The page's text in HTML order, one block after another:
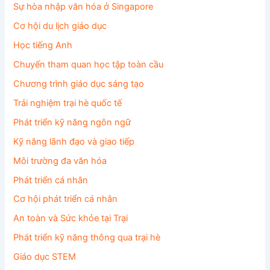
Sự hòa nhập văn hóa ở Singapore
Cơ hội du lịch giáo dục
Học tiếng Anh
Chuyến tham quan học tập toàn cầu
Chương trình giáo dục sáng tạo
Trải nghiệm trại hè quốc tế
Phát triển kỹ năng ngôn ngữ
Kỹ năng lãnh đạo và giao tiếp
Môi trường đa văn hóa
Phát triển cá nhân
Cơ hội phát triển cá nhân
An toàn và Sức khỏe tại Trại
Phát triển kỹ năng thông qua trại hè
Giáo dục STEM